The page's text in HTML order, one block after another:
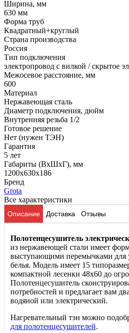
Ширина, мм
630 мм
Форма труб
Квадратный+круглый
Страна производства
Россия
Тип подключения
электропровод с вилкой / скрытое
Межосевое расстояние, мм
600
Материал
Нержавеющая сталь
Диаметр подключения, дюйм
Внутренняя резьба 1/2
Готовое решение
Нет (нужен ТЭН)
Гарантия
5 лет
Габариты (ВхШхГ), мм
1200x630x186
Бренд
Grota
Все характеристики
Описание Доставка Отзывы
Полотенцесушитель
из нержавеющей стали имеет
выступающими перемычками для
белья. Модель имеет 15
компактной лесенки 48х60 до
Полотенцесушитель
потребностей и предлагает вам
водяной или электрический.
Нагревательный тэн можно
для полотенцесушителей.